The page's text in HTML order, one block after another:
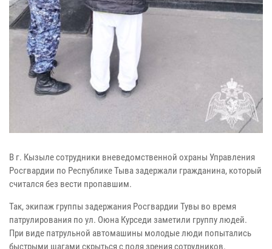
В г. Кызыле сотрудники вневедомственной охраны Управления
Росгвардии по Республике Тыва задержали гражданина, который
считался без вести пропавшим.
Так, экипаж группы задержания Росгвардии Тувы во время
патрулирования по ул. Оюна Курседи заметили группу людей.
При виде патрульной автомашины молодые люди попытались
быстрыми шагами скрыться с поля зрения сотрудников.